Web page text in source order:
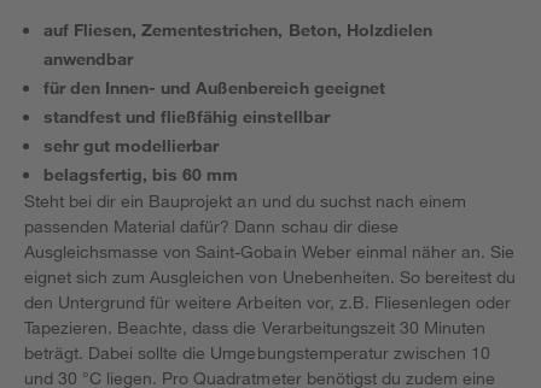
auf Fliesen, Zementestrichen, Beton, Holzdielen
anwendbar
für den Innen- und Außenbereich geeignet
standfest und fließfähig einstellbar
sehr gut modellierbar
belagsfertig, bis 60 mm
Steht bei dir ein Bauprojekt an und du suchst nach einem
passenden Material dafür? Dann schau dir diese
Ausgleichsmasse von Saint-Gobain Weber einmal näher an. Sie
eignet sich zum Ausgleichen von Unebenheiten. So bereitest du
den Untergrund für weitere Arbeiten vor, z.B. Fliesenlegen oder
Tapezieren. Beachte, dass die Verarbeitungszeit 30 Minuten
beträgt. Dabei sollte die Umgebungstemperatur zwischen 10
und 30 °C liegen. Pro Quadratmeter benötigst du zudem eine